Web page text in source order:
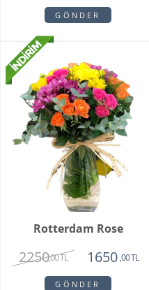
GÖNDER
Rotterdam Rose
2250,00 TL 1650 ,00 TL
GÖNDER